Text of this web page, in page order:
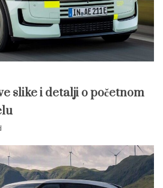
slike i detalji o početnom